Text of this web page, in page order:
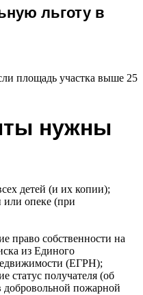
льготу в
площадь участка выше 25
нужны
детей (и их копии);
опеке (при
право собственности на
из Единого
(ЕГРН);
статус получателя (об
добровольной пожарной